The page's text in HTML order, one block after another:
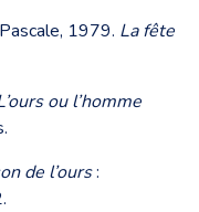
1979. La fête
ou l’homme
de l’ours:
.